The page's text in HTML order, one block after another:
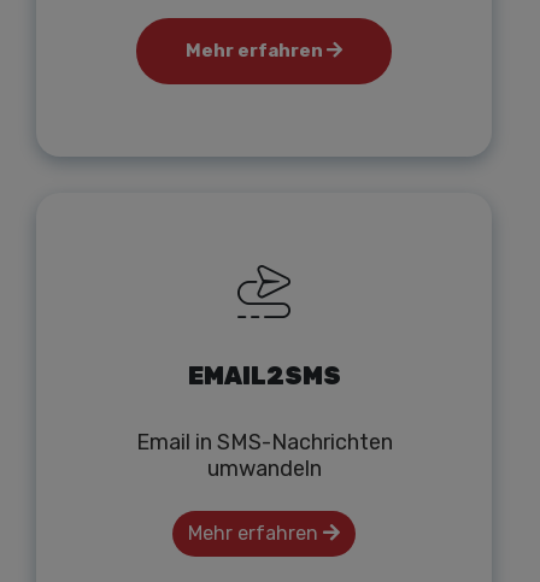
Mehr erfahren
EMAIL2SMS
Email in SMS-Nachrichten
umwandeln
Mehr erfahren